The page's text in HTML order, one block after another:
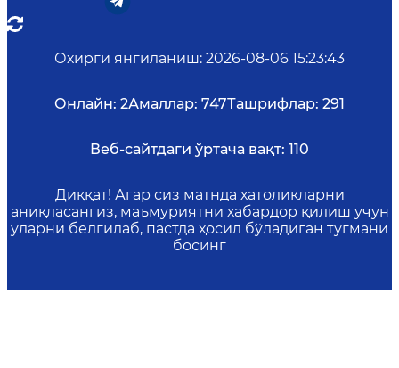
Охирги янгиланиш: 2026-08-06 15:23:43
Онлайн: 2Амаллар: 747Ташрифлар: 291
Веб-сайтдаги ўртача вақт: 110
Диққат! Агар сиз матнда хатоликларни
аниқласангиз, маъмуриятни хабардор қилиш учун
уларни белгилаб, пастда ҳосил бўладиган тугмани
босинг